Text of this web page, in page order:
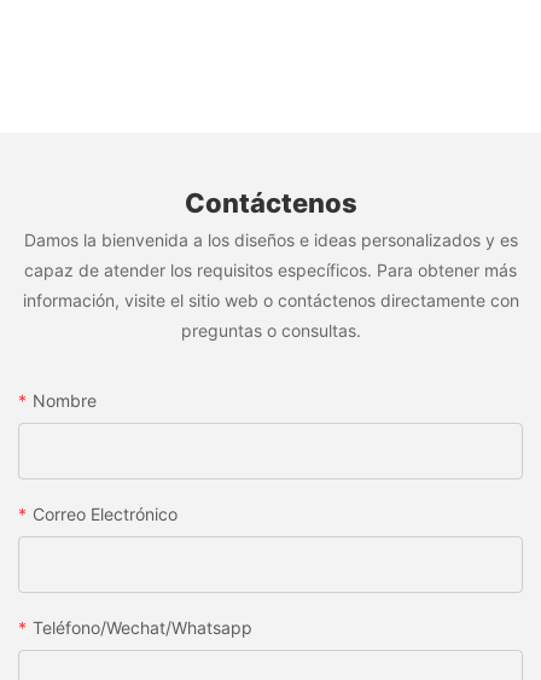
Contáctenos
Damos la bienvenida a los diseños e ideas personalizados y es
capaz de atender los requisitos específicos. Para obtener más
información, visite el sitio web o contáctenos directamente con
preguntas o consultas.
Nombre
Correo Electrónico
Teléfono/wechat/whatsapp